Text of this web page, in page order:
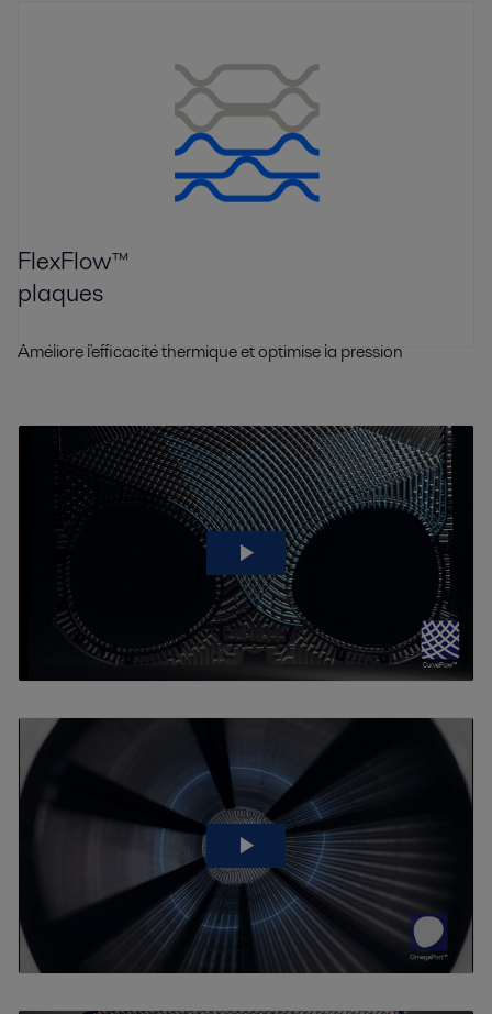
FlexFlow™
plaques
Améliore l'efficacité thermique et optimise la pression